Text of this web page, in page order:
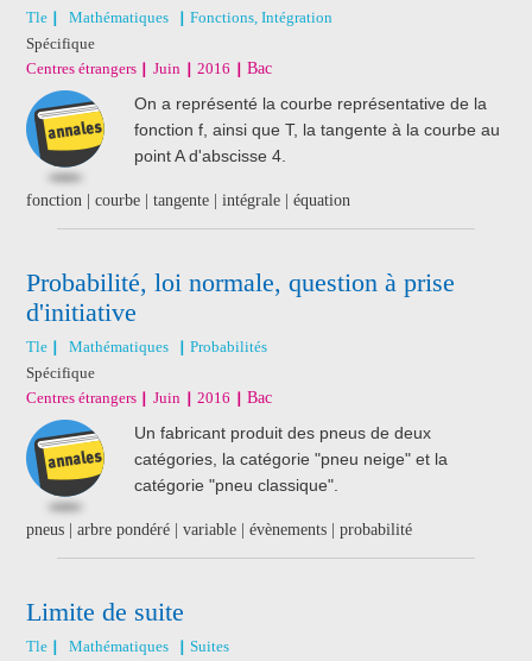
Tle Mathématiques
Fonctions, Intégration
Spécifique
Centres étrangers
Juin 2016 Bac
On a représenté la courbe représentative de la
fonction f, ainsi que T, la tangente à la courbe au
point A d'abscisse 4.
fonction | courbe | tangente | intégrale | équation
Probabilité, loi normale, question à prise
d'initiative
Tle Mathématiques
Probabilités
Spécifique
Centres étrangers
Juin 2016 Bac
Un fabricant produit des pneus de deux
catégories, la catégorie "pneu neige" et la
catégorie "pneu classique".
pneus | arbre pondéré | variable | évènements | probabilité
Limite de suite
Tle Mathématiques
Suites